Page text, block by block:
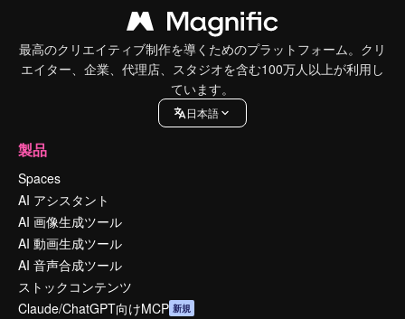
最高のクリエイティブ制作を導くためのプラットフォーム。クリ
エイター、企業、代理店、スタジオを含む100万人以上が利用し
ています。
日本語
製品
Spaces
AI アシスタント
AI 画像生成ツール
AI 動画生成ツール
AI 音声合成ツール
ストックコンテンツ
Claude/ChatGPT向けMCP 新規